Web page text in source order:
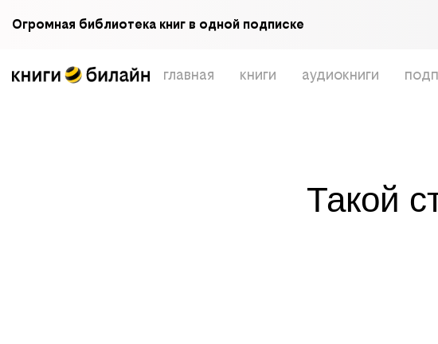
Огромная библиотека книг в одной подписке
главная книги аудиокниги
Такой